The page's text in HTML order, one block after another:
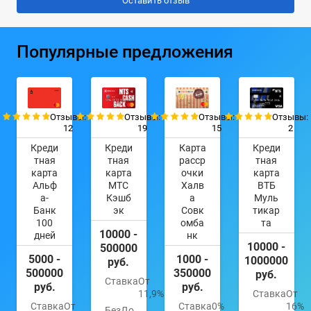
Популярные предложения
Отзывы:
12
Креди
тная
карта
Альф
а-
Банк
100
дней
5000 -
500000
руб.
СтавкаОт
Отзывы:
19
Креди
тная
карта
МТС
Кэшб
эк
10000 -
500000
руб.
СтавкаОт
11,9%
Отзывы:
15
Карта
расср
очки
Халв
а
Совк
омба
нк
1000 -
350000
руб.
Ставка0%
Отзывы:
2
Креди
тная
карта
ВТБ
Муль
тикар
та
10000 -
1000000
руб.
СтавкаОт
16%